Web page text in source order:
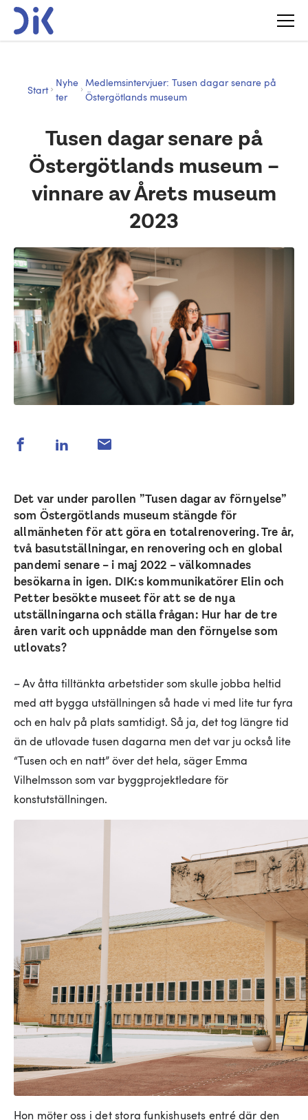
Start
Nyhe
ter
Medlemsintervjuer: Tusen dagar senare på
Östergötlands museum
Tusen dagar senare på
Östergötlands museum –
vinnare av Årets museum
2023
Det var under parollen ”Tusen dagar av förnyelse”
som Östergötlands museum stängde för
allmänheten för att göra en totalrenovering. Tre år,
två basutställningar, en renovering och en global
pandemi senare – i maj 2022 – välkomnades
besökarna in igen. DIK:s kommunikatörer Elin och
Petter besökte museet för att se de nya
utställningarna och ställa frågan: Hur har de tre
åren varit och uppnådde man den förnyelse som
utlovats?
– Av åtta tilltänkta arbetstider som skulle jobba heltid
med att bygga utställningen så hade vi med lite tur fyra
och en halv på plats samtidigt. Så ja, det tog längre tid
än de utlovade tusen dagarna men det var ju också lite
“Tusen och en natt” över det hela, säger Emma
Vilhelmsson som var byggprojektledare för
konstutställningen.
Hon möter oss i det stora funkishusets entré där den